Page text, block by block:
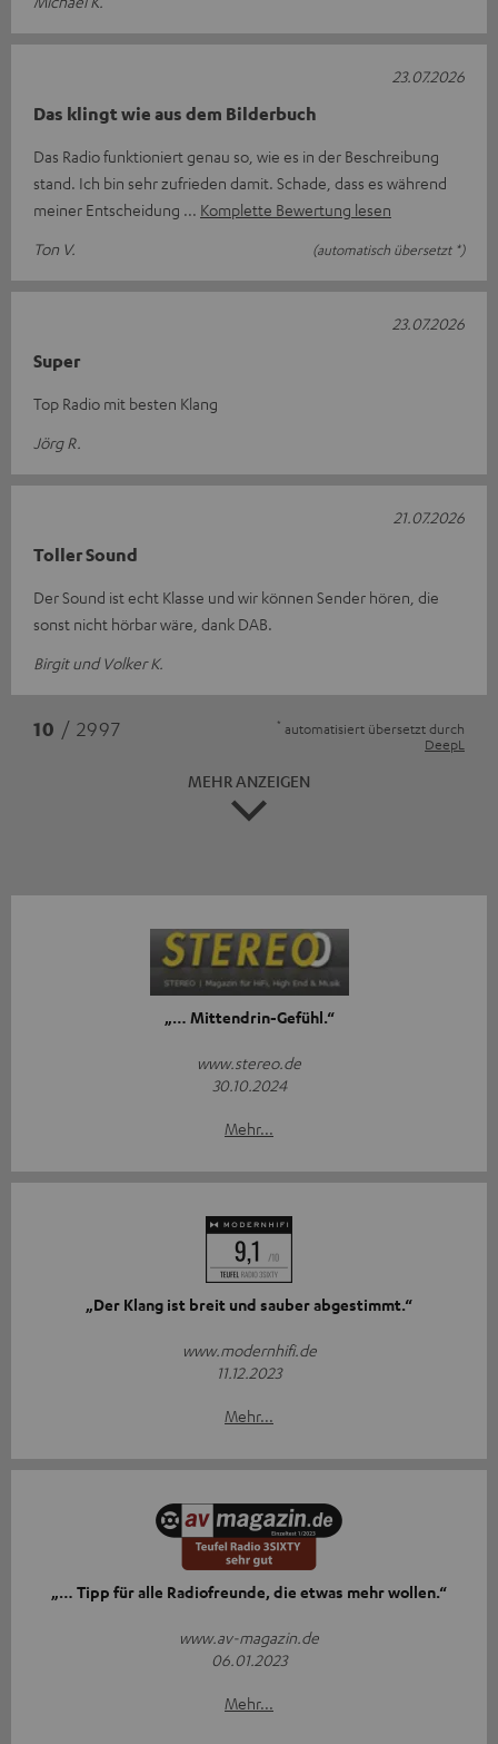
Das klingt wie aus dem Bilderbuch
Das Radio funktioniert genau so, wie es in der Beschreibung
stand. Ich bin sehr zufrieden damit. Schade, dass es während
meiner Entscheidung
Komplette Bewertung lesen
Ton V.
(automatisch übersetzt *)
23.07.2026
Super
Top Radio mit besten Klang
Jörg R.
23.07.2026
Toller Sound
Der Sound ist echt Klasse und wir können Sender hören, die
sonst nicht hörbar wäre, dank DAB.
Birgit und Volker K.
21.07.2026
10 / 2997 * automatisiert übersetzt durch
DeepL
MEHR ANZEIGEN
„… Mittendrin-Gefühl.“
www.stereo.de
30.10.2024
Mehr...
„Der Klang ist breit und sauber abgestimmt.“
www.modernhifi.de
11.12.2023
Mehr...
„… Tipp für alle Radiofreunde, die etwas mehr wollen.“
www.av-magazin.de
06.01.2023
Mehr...